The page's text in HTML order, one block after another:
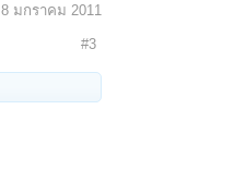
8 มกราคม 2011
#3